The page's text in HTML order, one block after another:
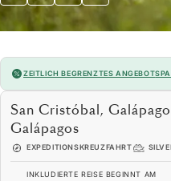
ZEITLICH BEGRENZTES ANGEBOT
San Cristóbal,
Galápagos
EXPEDITIONSKREUZFAHRT
INKLUDIERTE REISE BEGINNT AM